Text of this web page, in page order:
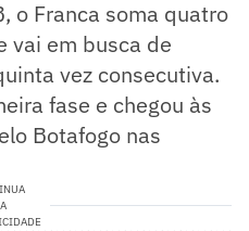
o Franca soma quatro
vai em busca de
vez consecutiva.
fase e chegou às
Botafogo nas